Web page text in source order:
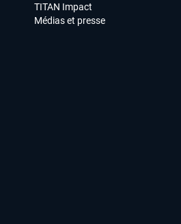
TITAN Impact
Médias et presse